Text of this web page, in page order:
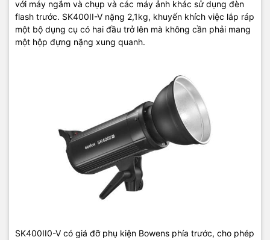
với máy ngắm và chụp và các máy ảnh khác sử dụng đèn
flash trước. SK400II-V nặng 2,1kg, khuyến khích việc lắp ráp
một bộ dụng cụ có hai đầu trở lên mà không cần phải mang
một hộp đựng nặng xung quanh.
SK400II0-V có giá đỡ phụ kiện Bowens phía trước, cho phép